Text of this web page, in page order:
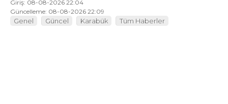
Giriş: 08-08-2026 22:04
Güncelleme: 08-08-2026 22:09
Genel Güncel Karabük Tüm Haberler